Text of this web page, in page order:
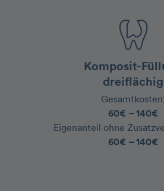
Komposit-
dreiflächig
Gesamtkosten:
60€ – 140€
‍Eigenanteil ohne
60€ – 140€